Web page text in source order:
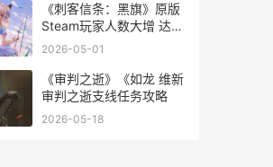
《刺客信条：黑旗》原版
Steam玩家人数大增 达两
年来顶尖 刺客信条黑旗
2026-05-01
《审判之逝》《如龙 维新
审判之逝支线任务攻略
2026-05-18